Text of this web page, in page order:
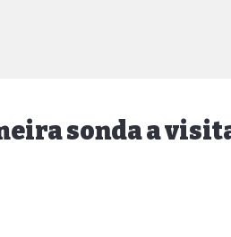
sonda a